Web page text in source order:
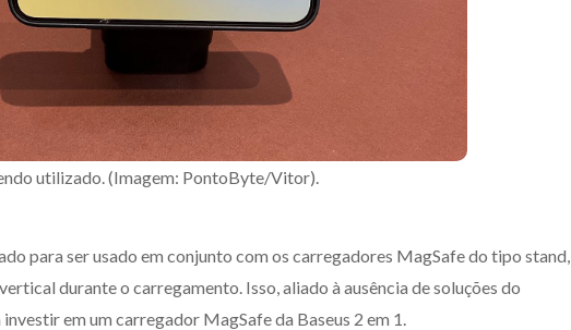
utilizado. (Imagem: PontoByte/Vitor).
para ser usado em conjunto com os carregadores MagSafe do tipo stand,
durante o carregamento. Isso, aliado à ausência de soluções do
em um carregador MagSafe da Baseus 2 em 1.